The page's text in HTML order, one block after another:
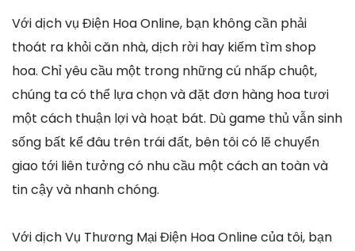
Với dịch vụ Điện Hoa Online, bạn không cần phải
thoát ra khỏi căn nhà, dịch rời hay kiếm tìm shop
hoa. Chỉ yêu cầu một trong những cú nhấp chuột,
chúng ta có thể lựa chọn và đặt đơn hàng hoa tươi
một cách thuận lợi và hoạt bát. Dù game thủ vẫn sinh
sống bất kể đâu trên trái đất, bên tôi có lẽ chuyển
giao tới liên tưởng có nhu cầu một cách an toàn và
tin cậy và nhanh chóng.
Với dịch Vụ Thương Mại Điện Hoa Online của tôi, bạn